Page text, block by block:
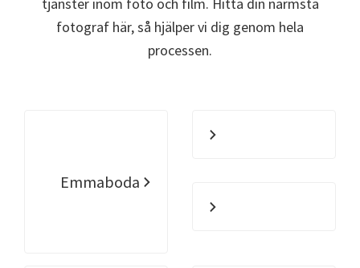
tjänster inom foto och film. Hitta din närmsta
fotograf här, så hjälper vi dig genom hela
processen.
Emmaboda